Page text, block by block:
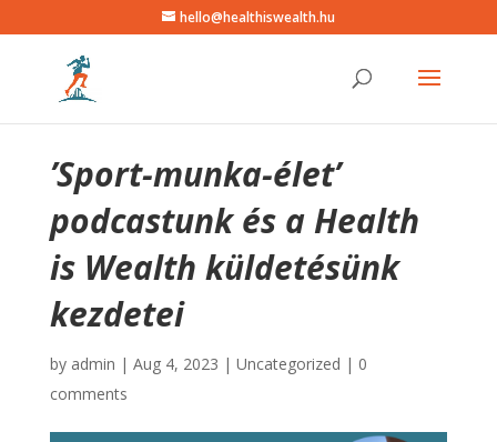
hello@healthiswealth.hu
’Sport-munka-élet’
podcastunk és a Health
is Wealth küldetésünk
kezdetei
by admin | Aug 4, 2023 | Uncategorized | 0
comments